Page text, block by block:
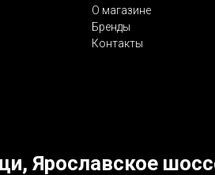
О магазине
Бренды
Контакты
Ярославское